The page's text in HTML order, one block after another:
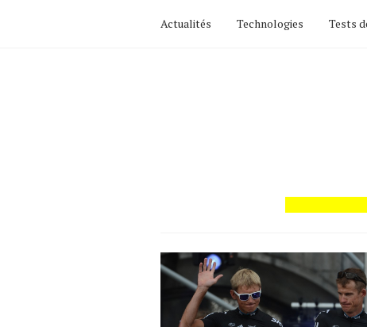
Actualités Technologies Tests